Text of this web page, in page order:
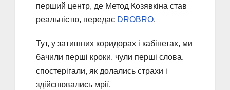
перший центр, де Метод Козявкіна став
реальністю, передає DROBRO.
Тут, у затишних коридорах і кабінетах, ми
бачили перші кроки, чули перші слова,
спостерігали, як долались страхи і
здійснювались мрії.